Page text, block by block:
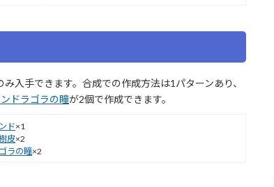
み入手できます。合成での作成方法は1パターンあり、
ドラゴラの瞳が2個で作成できます。
ド×1
皮×2
ラの瞳×2